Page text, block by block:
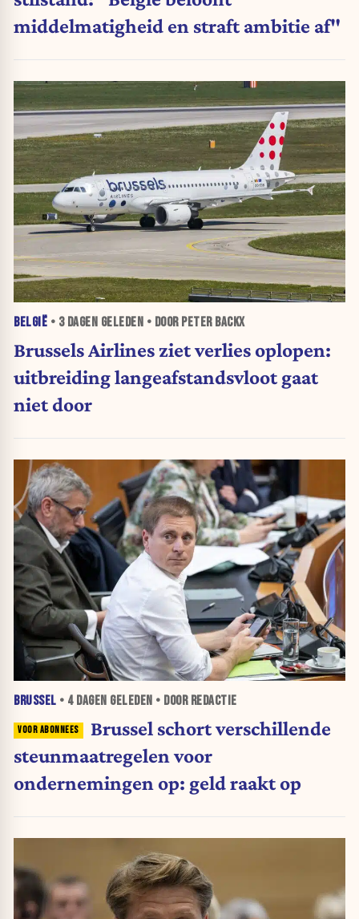
middelmatigheid en straft ambitie af"
BELGIË • 3 DAGEN GELEDEN • DOOR PETER BACKX
Brussels Airlines ziet verlies oplopen:
uitbreiding langeafstandsvloot gaat
niet door
BRUSSEL • 4 DAGEN GELEDEN • DOOR REDACTIE
Brussel schort verschillende
steunmaatregelen voor
ondernemingen op: geld raakt op